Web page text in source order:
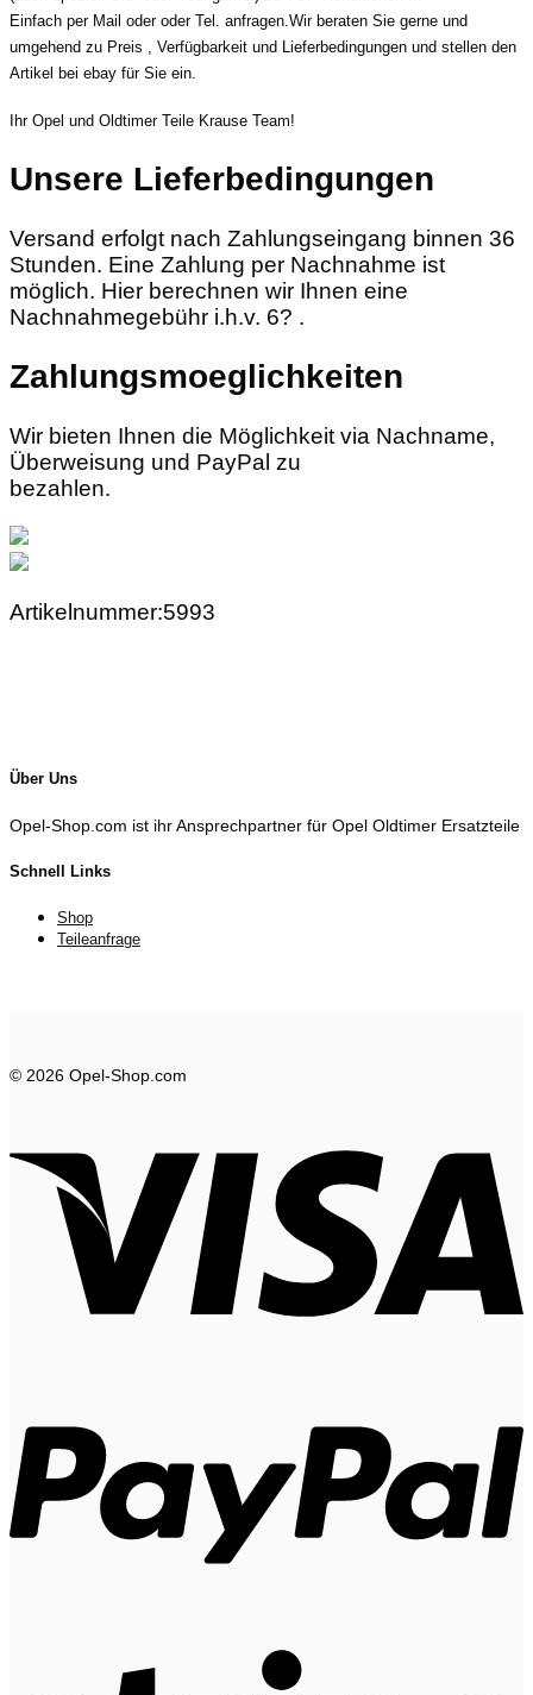
Einfach per Mail oder oder Tel. anfragen.Wir beraten Sie gerne und
umgehend zu Preis , Verfügbarkeit und Lieferbedingungen und stellen den
Artikel bei ebay für Sie ein.
Ihr Opel und Oldtimer Teile Krause Team!
Unsere Lieferbedingungen
Versand erfolgt nach Zahlungseingang binnen 36
Stunden. Eine Zahlung per Nachnahme ist
möglich. Hier berechnen wir Ihnen eine
Nachnahmegebühr i.h.v. 6? .
Zahlungsmoeglichkeiten
Wir bieten Ihnen die Möglichkeit via Nachname,
Überweisung und PayPal zu
bezahlen.
Artikelnummer:5993
Über Uns
Opel-Shop.com ist ihr Ansprechpartner für Opel Oldtimer Ersatzteile
Schnell Links
Shop
Teileanfrage
© 2026 Opel-Shop.com